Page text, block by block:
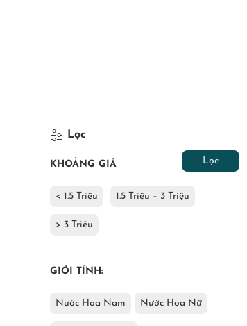
Lọc
Lọc
KHOẢNG GIÁ
< 1.5 Triệu 1.5 Triệu – 3 Triệu
> 3 Triệu
GIỚI TÍNH:
Nước Hoa Nam Nước Hoa Nữ